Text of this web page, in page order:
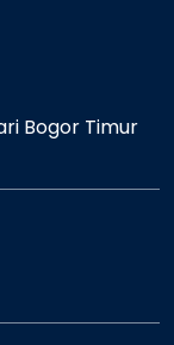
Bogor Timur